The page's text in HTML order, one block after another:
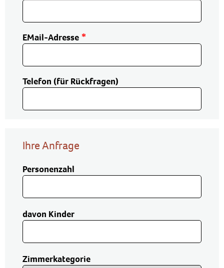
EMail-Adresse
Telefon (für Rückfragen)
Ihre Anfrage
Personenzahl
davon Kinder
Zimmerkategorie